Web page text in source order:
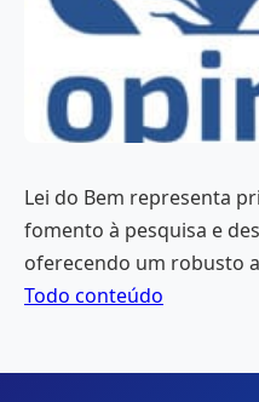
Lei do Bem representa
fomento à pesquisa e
oferecendo um robusto
Todo conteúdo